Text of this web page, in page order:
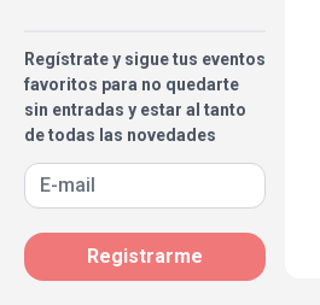
Regístrate y sigue tus eventos
favoritos para no quedarte
sin entradas y estar al tanto
de todas las novedades
Registrarme